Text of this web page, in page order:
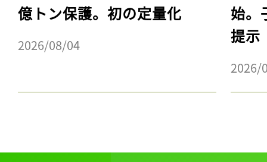
億トン保護。初の定量化
2026/08/04
始。
提示
2026/
ログインが必